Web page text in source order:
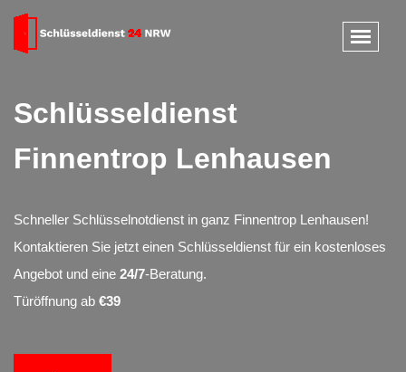
Schlüsseldienst
Finnentrop Lenhausen
Schneller Schlüsselnotdienst in ganz Finnentrop Lenhausen!
Kontaktieren Sie jetzt einen Schlüsseldienst für ein kostenloses
Angebot und eine 24/7-Beratung.
Türöffnung ab €39